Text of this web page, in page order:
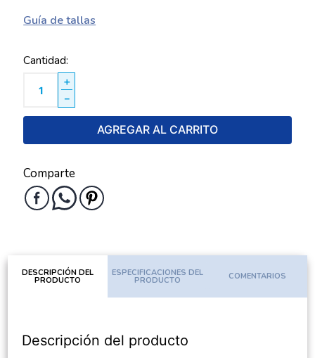
Guía de tallas
Cantidad
＋
－
AGREGAR AL CARRITO
Comparte
DESCRIPCIÓN DEL
PRODUCTO
ESPECIFICACIONES DEL
PRODUCTO COMENTARIOS
Descripción del producto